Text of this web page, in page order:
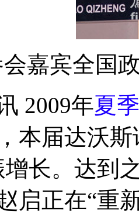
会嘉宾全国
2009年夏
本届达沃
长。达到
启正在“重